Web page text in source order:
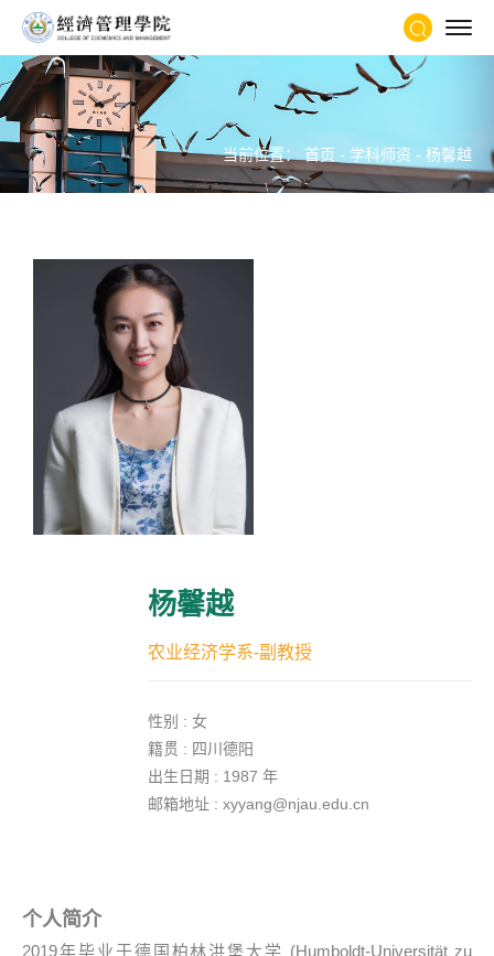
当前位置： 首页 - 学科师资 - 杨馨越
杨馨越
农业经济学系-副教授
性别 : 女
籍贯 : 四川德阳
出生日期 : 1987年
邮箱地址 : xyyang@njau.edu.cn
个人简介
2019年毕业于德国柏林洪堡大学 (Humboldt-Universität zu